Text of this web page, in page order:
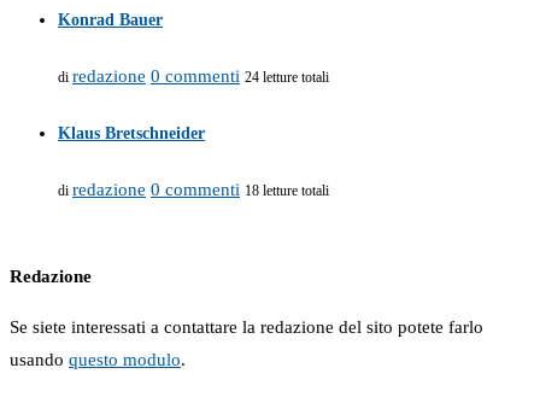
Konrad Bauer
di redazione 0 commenti 24 letture totali
Klaus Bretschneider
di redazione 0 commenti 18 letture totali
Redazione
Se siete interessati a contattare la redazione del sito potete farlo
usando questo modulo.